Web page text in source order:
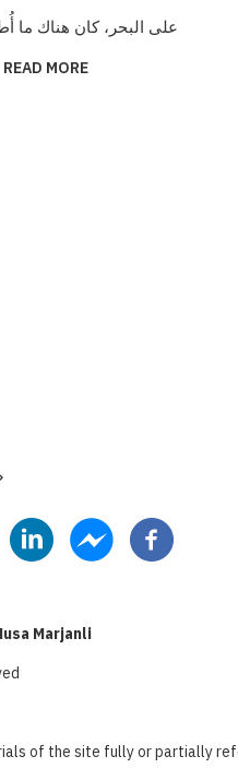
على البحر، كان هناك ما أ
READ MORE
Marjanli
of the site fully or partially